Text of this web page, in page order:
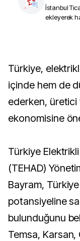
İstanbul
ekleyerek
Türkiye, elektrikli otobüs üretiminde hem yurt
içinde hem de
ederken,
ekonomisine
Türkiye
(TEHAD)
Bayram,
potansiyeline
bulunduğunu
Temsa,